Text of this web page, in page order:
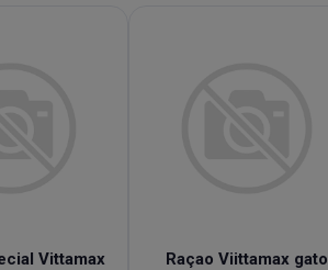
Vittamax
Raçao Viittamax gato